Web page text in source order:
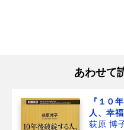
あわせて
『１０
人、幸福
荻原 博